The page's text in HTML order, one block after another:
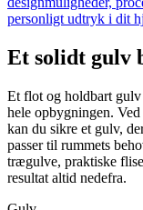
personligt udtryk i dit
Et solidt gulv
Et flot og holdbart
hele opbygningen.
kan du sikre et gulv,
passer til rummets
trægulve, praktiske
resultat altid nedefra.